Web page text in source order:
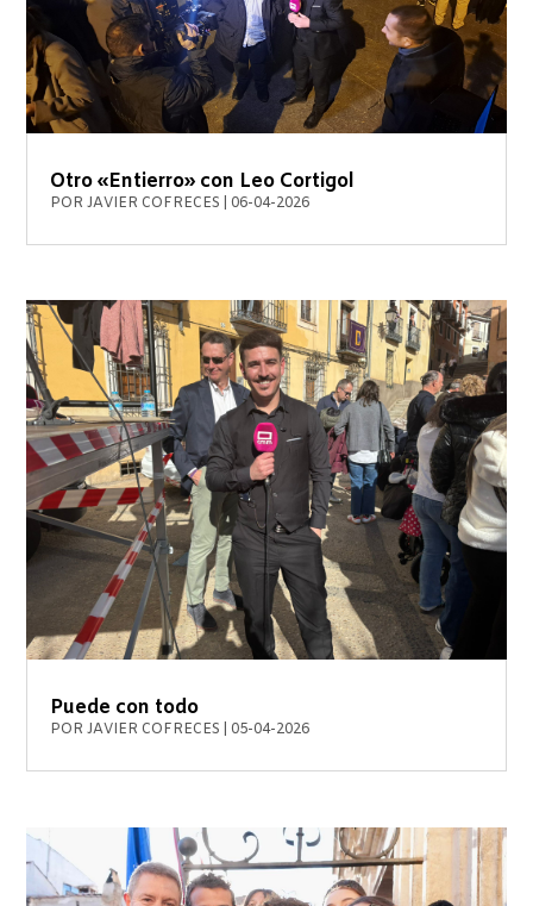
Otro «Entierro» con Leo Cortigol
PORJAVIER COFRECES 06-04-2026
Puede con todo
PORJAVIER COFRECES 05-04-2026